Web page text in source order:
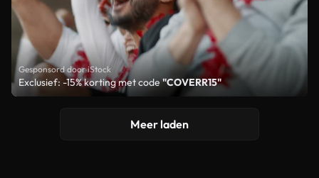
Gesponsord door iStock
Exclusief: -15% korting met code"COVERR15"
Meer laden